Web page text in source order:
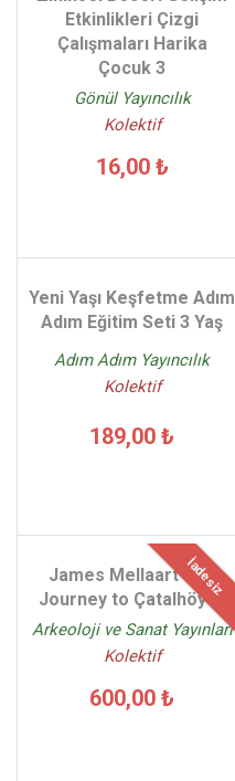
Etkinlikleri Çizgi
Çalışmaları Harika
Çocuk 3
Gönül Yayıncılık
Kolektif
16,00 ₺
Yeni Yaşı Keşfetme Adım
Adım Eğitim Seti 3 Yaş
Adım Adım Yayıncılık
Kolektif
189,00 ₺
İadesiz
James Mellaart The
Journey to Çatalhöyük
Arkeoloji ve Sanat Yayınları
Kolektif
600,00 ₺